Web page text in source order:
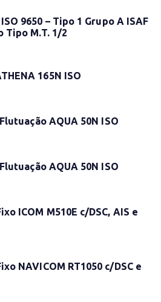
ISO 9650 – Tipo 1 Grupo A ISAF
Tipo M.T. 1/2
165N ISO
AQUA 50N ISO
AQUA 50N ISO
ICOM M510E c/DSC, AIS e
NAVICOM RT1050 c/DSC e